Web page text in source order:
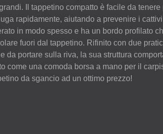
Il tappetino compatto è facile da
rapidamente, aiutando a prevenire i
in modo spesso e ha un bordo profilato
fuori dal tappetino. Rifinito con due
da portare sulla riva, la sua struttura
come una comoda borsa a mano per il
da sgancio ad un ottimo prezzo!